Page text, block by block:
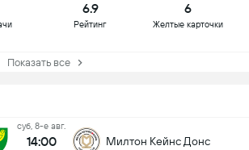
6.9
Рейтинг
6
Желтые карточки
Показать все
суб, 8-е авг.
14:00 Милтон Кейнс Донс